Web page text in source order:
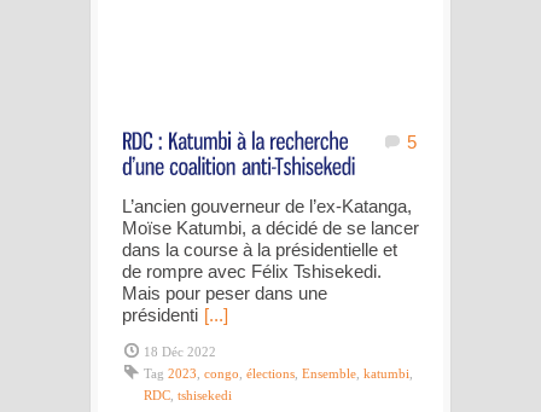
5
L’ancien gouverneur de l’ex-Katanga,
Moïse Katumbi, a décidé de se lancer
dans la course à la présidentielle et
de rompre avec Félix Tshisekedi.
Mais pour peser dans une
présidenti [...]
18 Déc 2022
Tag 2023 congo élections Ensemble katumbi
RDC tshisekedi